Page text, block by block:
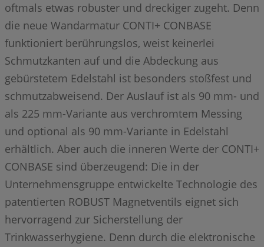
oftmals etwas robuster und dreckiger zugeht. Denn
die neue Wandarmatur CONTI+ CONBASE
funktioniert berührungslos, weist keinerlei
Schmutzkanten auf und die Abdeckung aus
gebürstetem Edelstahl ist besonders stoßfest und
schmutzabweisend. Der Auslauf ist als 90 mm- und
als 225 mm-Variante aus verchromtem Messing
und optional als 90 mm-Variante in Edelstahl
erhältlich. Aber auch die inneren Werte der CONTI+
CONBASE sind überzeugend: Die in der
Unternehmensgruppe entwickelte Technologie des
patentierten ROBUST Magnetventils eignet sich
hervorragend zur Sicherstellung der
Trinkwasserhygiene. Denn durch die elektronische